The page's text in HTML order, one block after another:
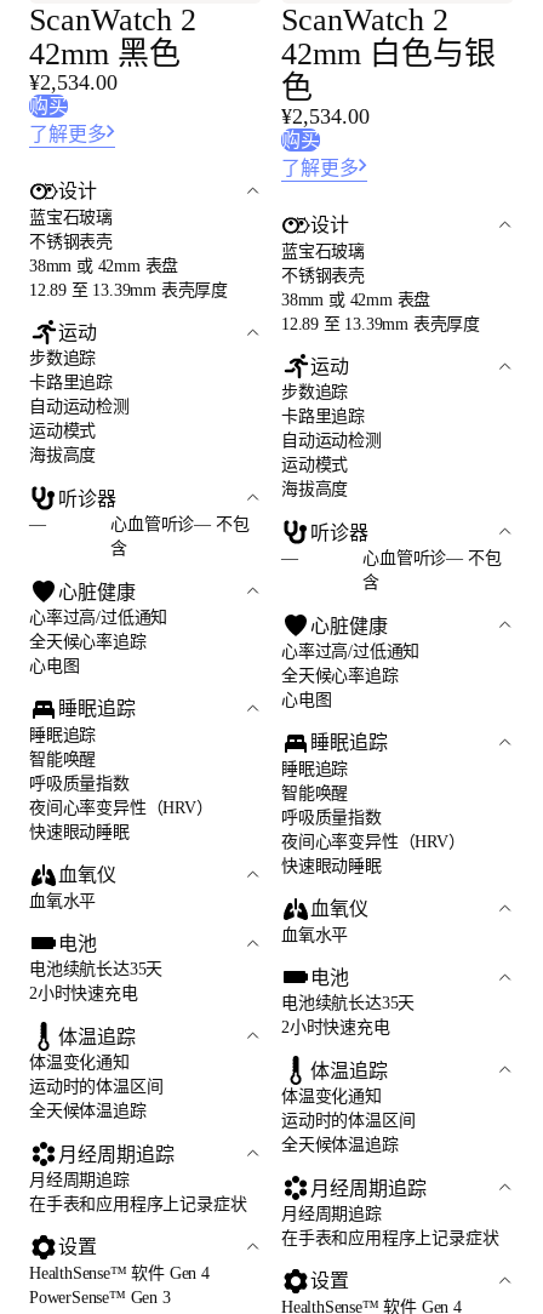
ScanWatch 2
42mm 黑色
¥2,534.00
购买
了解更多
设计
蓝宝石玻璃
不锈钢表壳
38mm 或 42mm 表盘
12.89 至 13.39mm 表壳厚度
运动
步数追踪
卡路里追踪
自动运动检测
运动模式
海拔高度
听诊器
—
心血管听诊— 不包
含
心脏健康
心率过高/过低通知
全天候心率追踪
心电图
睡眠追踪
睡眠追踪
智能唤醒
呼吸质量指数
夜间心率变异性（HRV）
快速眼动睡眠
血氧仪
血氧水平
电池
电池续航长达35天
2小时快速充电
体温追踪
体温变化通知
运动时的体温区间
全天候体温追踪
月经周期追踪
月经周期追踪
在手表和应用程序上记录症状
设置
HealthSense™ 软件 Gen 4
PowerSense™ Gen 3
ScanWatch 2
42mm 白色与银
色
¥2,534.00
购买
了解更多
设计
蓝宝石玻璃
不锈钢表壳
38mm 或 42mm 表盘
12.89 至 13.39mm 表壳厚度
运动
步数追踪
卡路里追踪
自动运动检测
运动模式
海拔高度
听诊器
—
心血管听诊— 不包
含
心脏健康
心率过高/过低通知
全天候心率追踪
心电图
睡眠追踪
睡眠追踪
智能唤醒
呼吸质量指数
夜间心率变异性（HRV）
快速眼动睡眠
血氧仪
血氧水平
电池
电池续航长达35天
2小时快速充电
体温追踪
体温变化通知
运动时的体温区间
全天候体温追踪
月经周期追踪
月经周期追踪
在手表和应用程序上记录症状
设置
HealthSense™ 软件 Gen 4